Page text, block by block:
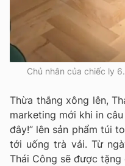
Chủ nhân của chiếc ly
Thừa thắng xông lên,
marketing mới khi in
đây!” lên sản phẩm túi
tới uống trà vải. Từ
Thái Công sẽ được